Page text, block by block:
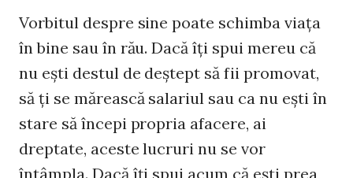
Vorbitul despre sine poate schimba viaţa
în bine sau în rău. Dacă îţi spui mereu că
nu eşti destul de deştept să fii promovat,
să ţi se mărească salariul sau ca nu eşti în
stare să începi propria afacere, ai
dreptate, aceste lucruri nu se vor
întâmpla. Dacă îţi spui acum că eşti prea